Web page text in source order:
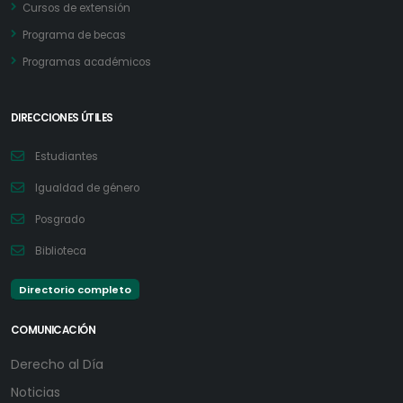
Cursos de extensión
Programa de becas
Programas académicos
DIRECCIONES ÚTILES
Estudiantes
Igualdad de género
Posgrado
Biblioteca
Directorio completo
COMUNICACIÓN
Derecho al Día
Noticias